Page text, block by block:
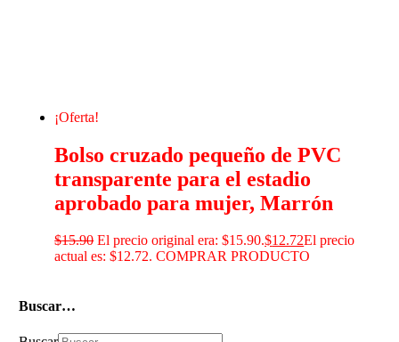
¡Oferta!
Bolso cruzado pequeño de PVC
transparente para el estadio
aprobado para mujer, Marrón
$15.90 El precio original era: $15.90.$12.72El precio
actual es: $12.72. COMPRAR PRODUCTO
Buscar…